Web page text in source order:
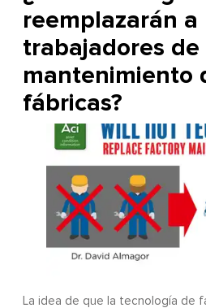
reemplazarán a
trabajadores de
mantenimiento
fábricas?
La idea de que la tecnología de